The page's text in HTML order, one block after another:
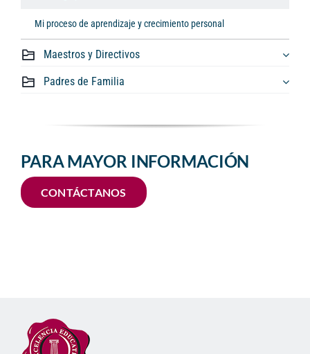
Mi proceso de aprendizaje y crecimiento personal
Maestros y Directivos
Padres de Familia
PARA MAYOR INFORMACIÓN
CONTÁCTANOS